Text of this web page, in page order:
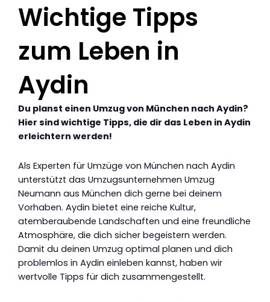
Wichtige Tipps
zum Leben in
Aydin
Du planst einen Umzug von München nach Aydin?
Hier sind wichtige Tipps, die dir das Leben in Aydin
erleichtern werden!
Als Experten für Umzüge von München nach Aydin
unterstützt das Umzugsunternehmen Umzug
Neumann aus München dich gerne bei deinem
Vorhaben. Aydin bietet eine reiche Kultur,
atemberaubende Landschaften und eine freundliche
Atmosphäre, die dich sicher begeistern werden.
Damit du deinen Umzug optimal planen und dich
problemlos in Aydin einleben kannst, haben wir
wertvolle Tipps für dich zusammengestellt.